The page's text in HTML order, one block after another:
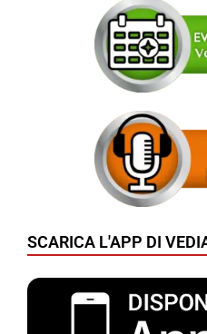
SCARICA L'APP DI